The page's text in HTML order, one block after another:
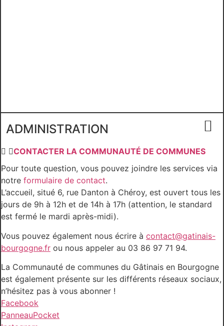
ADMINISTRATION
CONTACTER LA COMMUNAUTÉ DE COMMUNES
Pour toute question, vous pouvez joindre les services via
notre formulaire de contact.
L’accueil, situé 6, rue Danton à Chéroy, est ouvert tous les
jours de 9h à 12h et de 14h à 17h (attention, le standard
est fermé le mardi après-midi).
Vous pouvez également nous écrire à contact@gatinais-
bourgogne.fr ou nous appeler au 03 86 97 71 94.
La Communauté de communes du Gâtinais en Bourgogne
est également présente sur les différents réseaux sociaux,
n’hésitez pas à vous abonner !
Facebook
PanneauPocket